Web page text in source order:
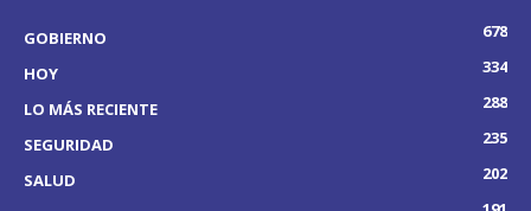
GOBIERNO
678
HOY
334
LO MÁS RECIENTE
288
SEGURIDAD
235
SALUD
202